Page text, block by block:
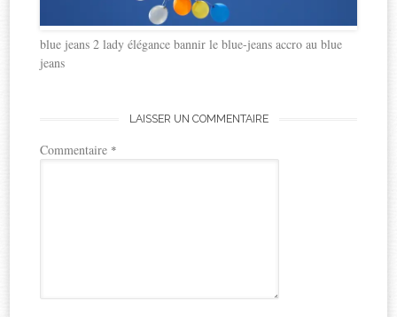
blue jeans 2 lady élégance bannir le blue-jeans accro au blue
jeans
LAISSER UN COMMENTAIRE
Commentaire *